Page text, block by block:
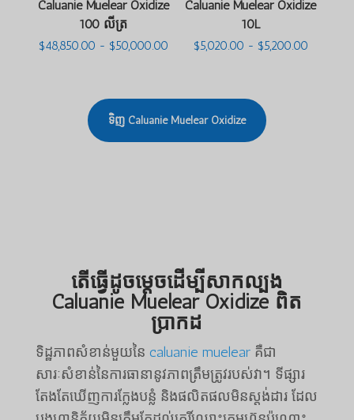
Caluanie Muelear Oxidize
100 លីត្រ
$48,850.00 - $50,000.00ជួរ
Caluanie Muelear Oxidize
10L
$5,020.00 - $5,200.00ជួរ
ទិញ Caluanie Muelear Oxidize
តើធ្វើដូចម្តេចដើម្បីសាកល្បង
Caluanie Muelear Oxidize ពិត
ប្រាកដ
ទិដ្ឋភាពសំខាន់មួយនៃ caluanie muelearគឺជា
សារៈសំខាន់នៃការធានានូវភាពត្រឹមត្រូវរបស់វា។ ទីផ្សារ
តែងតែឃើញការក្លែងបន្លំ និងផលិតផលមិនស្តង់ដារ ដែល